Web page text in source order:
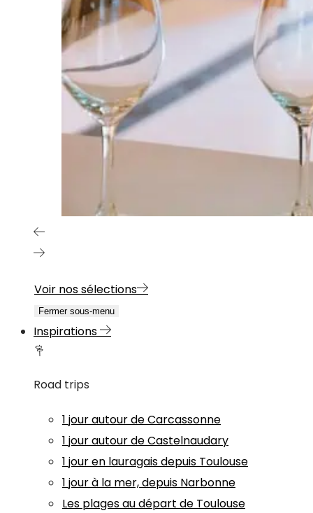
Voir nos sélections
Fermer sous-menu
Inspirations
Road trips
1 jour autour de Carcassonne
1 jour autour de Castelnaudary
1 jour en lauragais depuis Toulouse
1 jour à la mer, depuis Narbonne
Les plages au départ de Toulouse